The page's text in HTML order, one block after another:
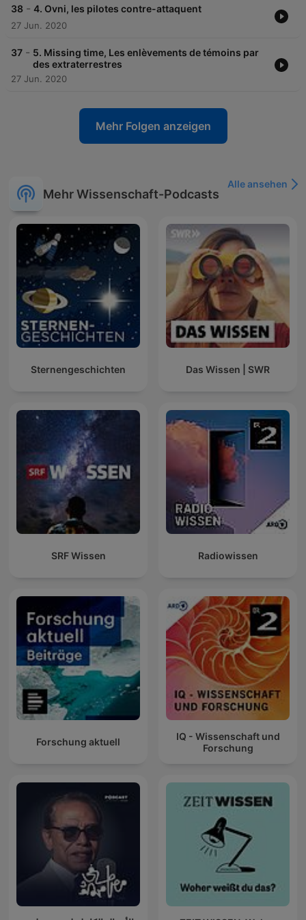
38 - 4. Ovni, les pilotes contre-attaquent
27 Jun. 2020
37 - 5. Missing time, Les enlèvements de témoins par
des extraterrestres
27 Jun. 2020
Mehr Folgen anzeigen
Mehr Wissenschaft-Podcasts
Alle ansehen
Sternengeschichten Das Wissen | SWR
SRF Wissen Radiowissen
Forschung aktuell
IQ - Wissenschaft und
Forschung